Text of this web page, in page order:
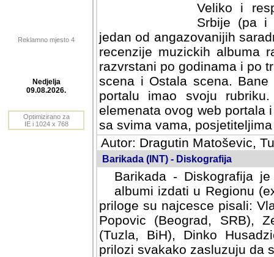
Reklamno mjesto 4
Veliko i
Srbije (pa i
jedan od angazovanijih
recenzije muzickih albuma
razvrstani po godinama i po
scena i Ostala scena.
portalu imao svoju
elemenata ovog web portala
sa svima vama,
Autor: Dragutin Matoševic,
Barikada (INT) - Diskografija
Barikada - Diskografija
albumi izdati u Regionu
priloge su najcesce pisali:
Popovic (Beograd, SRB),
(Tuzla, BiH), Dinko
prilozi svakako zasluzuju da